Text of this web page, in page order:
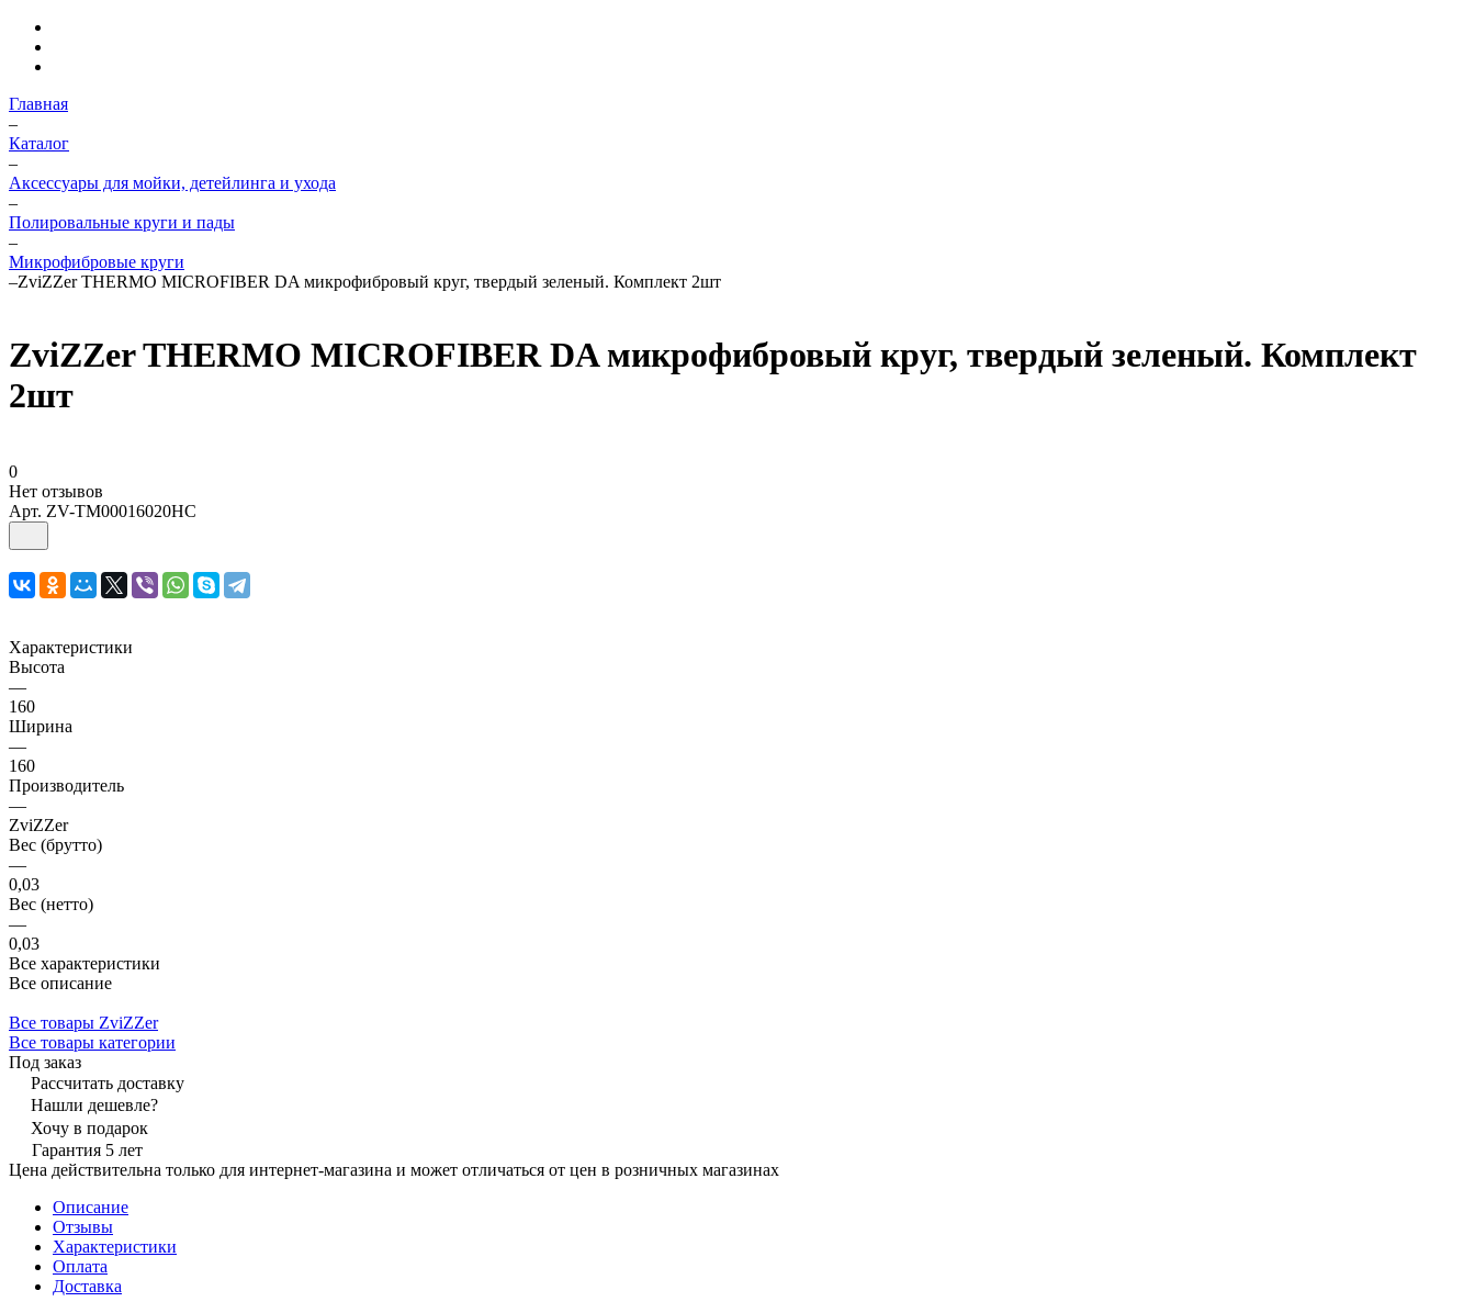
Главная
–
Каталог
–
Аксессуары для мойки, детейлинга и ухода
–
Полировальные круги и пады
–
Микрофибровые круги
–ZviZZer THERMO MICROFIBER DA микрофибровый круг, твердый зеленый. Комплект 2шт
ZviZZer THERMO MICROFIBER DA микрофибровый круг, твердый зеленый. Комплект
2шт
0
Нет отзывов
Арт. ZV-TM00016020HC
Характеристики
Высота
—
160
Ширина
—
160
Производитель
—
ZviZZer
Вес (брутто)
—
0,03
Вес (нетто)
—
0,03
Все характеристики
Все описание
Все товары ZviZZer
Все товары категории
Под заказ
Рассчитать доставку
Нашли дешевле?
Хочу в подарок
Гарантия 5 лет
Цена действительна только для интернет-магазина и может отличаться от цен в розничных магазинах
Описание
Отзывы
Характеристики
Оплата
Доставка